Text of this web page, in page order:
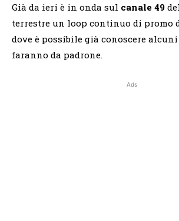
Già da ieri è in onda sul canale 49
terrestre un loop continuo di promo
dove è possibile già conoscere
faranno da padrone.
Ads